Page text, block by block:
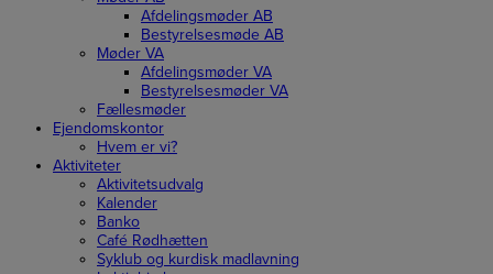
Afdelingsmøder AB
Bestyrelsesmøde AB
Møder VA
Afdelingsmøder VA
Bestyrelsesmøder VA
Fællesmøder
Ejendomskontor
Hvem er vi?
Aktiviteter
Aktivitetsudvalg
Kalender
Banko
Café Rødhætten
Syklub og kurdisk madlavning